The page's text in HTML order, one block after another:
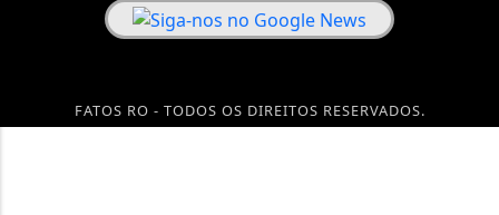
FATOS RO - TODOS OS DIREITOS RESERVADOS.